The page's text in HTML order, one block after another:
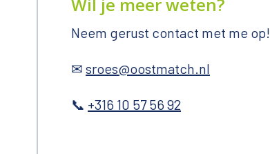
Wil je meer weten?
Neem gerust contact met me op!
✉ sroes@oostmatch.nl
📞 +316 10 57 56 92